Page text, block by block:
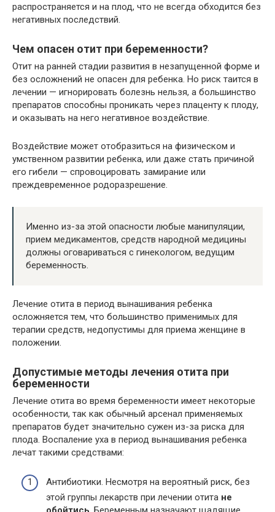
распространяется и на плод, что не всегда обходится без
негативных последствий.
Чем опасен отит при беременности?
Отит на ранней стадии развития в незапущенной форме и
без осложнений не опасен для ребенка. Но риск таится в
лечении — игнорировать болезнь нельзя, а большинство
препаратов способны проникать через плаценту к плоду,
и оказывать на него негативное воздействие.
Воздействие может отобразиться на физическом и
умственном развитии ребенка, или даже стать причиной
его гибели — спровоцировать замирание или
преждевременное родоразрешение.
Именно из-за этой опасности любые манипуляции,
прием медикаментов, средств народной медицины
должны оговариваться с гинекологом, ведущим
беременность.
Лечение отита в период вынашивания ребенка
осложняется тем, что большинство применимых для
терапии средств, недопустимы для приема женщине в
положении.
Допустимые методы лечения отита при
беременности
Лечение отита во время беременности имеет некоторые
особенности, так как обычный арсенал применяемых
препаратов будет значительно сужен из-за риска для
плода. Воспаление уха в период вынашивания ребенка
лечат такими средствами:
Антибиотики. Несмотря на вероятный риск, без
этой группы лекарств при лечении отита не